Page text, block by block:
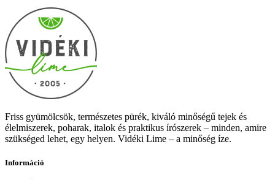
Friss gyümölcsök, természetes pürék, kiváló minőségű tejek és
élelmiszerek, poharak, italok és praktikus írószerek – minden, amire
szükséged lehet, egy helyen. Vidéki Lime – a minőség íze.
Információ